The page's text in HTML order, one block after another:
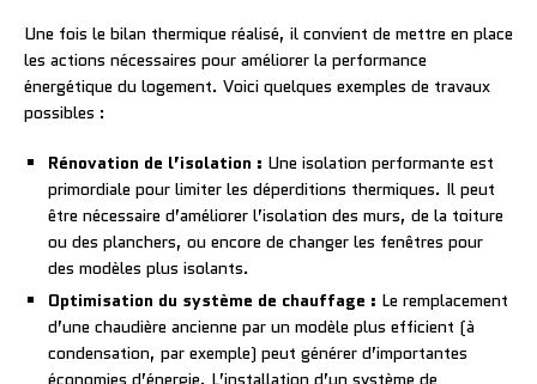
Une fois le bilan thermique réalisé, il convient de mettre en place
les actions nécessaires pour améliorer la performance
énergétique du logement. Voici quelques exemples de travaux
possibles :
Rénovation de l’isolation : Une isolation performante est
primordiale pour limiter les déperditions thermiques. Il peut
être nécessaire d’améliorer l’isolation des murs, de la toiture
ou des planchers, ou encore de changer les fenêtres pour
des modèles plus isolants.
Optimisation du système de chauffage : Le remplacement
d’une chaudière ancienne par un modèle plus efficient (à
condensation, par exemple) peut générer d’importantes
économies d’énergie. L’installation d’un système de